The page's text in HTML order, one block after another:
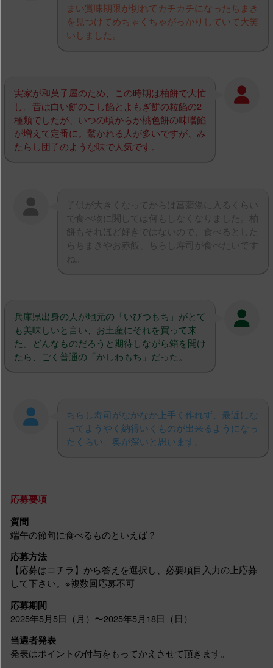
まい賞味期限が切れてカチカチになったちまき
を見つけてめちゃくちゃがっかりしていて大笑
いしました。
実家が和菓子屋のため、この時期は柏餅で大忙
し。昔は白い餅のこし餡とよもぎ餅の粒餡の2
種類でしたが、いつの頃からか桃色餅の味噌餡
が増えて定番に。驚かれる人が多いですが、み
たらし団子のような味で人気です。
子供が大きくなってからは菖蒲湯に入るくらい
で食べ物に関しては何もしなくなりました。柏
餅もそれほど好きではないので、食べるとした
らちまきやお赤飯、ちらし寿司が食べたいです
ね。
兵庫県出身の人が地元の「いびつもち」がとて
も美味しいと言い、お土産にそれを買って来
た。どんなものだろうと期待しながら箱を開け
たら、ごく普通の「かしわもち」だった。
ちらし寿司がなかなか上手く作れず、最近にな
ってようやく納得いくものが出来るようになっ
たくらい、奥が深いと思います。
応募要項
質問
端午の節句に食べるものといえば？
応募方法
【応募はコチラ】から答えを選択し、必要項目入力の上応募
して下さい。※複数回応募不可
応募期間
2025年5月5日（月）〜2025年5月18日（日）
当選者発表
発表はポイントの付与をもってかえさせて頂きます。